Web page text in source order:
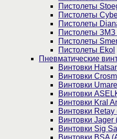
Пистолеты
Пистолеты
Пистолеты
Пистолеты ЗМЗ
Пистолеты
Пистолеты Ekol
Пневматические
Винтовки
Винтовки
Винтовки
Винтовки
Винтовки Kral
Винтовки Retay
Винтовки Jager
Винтовки Sig